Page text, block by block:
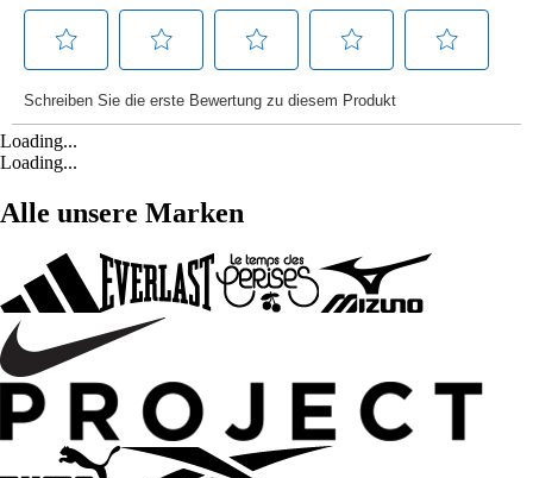
Loading...
Loading...
Alle unsere Marken